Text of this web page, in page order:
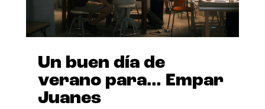
Un buen día de
verano para… Empar
Juanes